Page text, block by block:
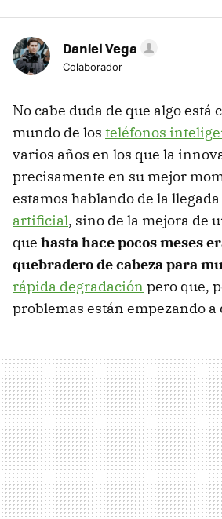
Daniel Vega
Colaborador
No cabe duda de que algo está
mundo de los teléfonos
varios años en los que la
precisamente en su mejor
estamos hablando de la llegada
artificial, sino de la mejora de
que hasta hace pocos meses
quebradero de cabeza para
rápida degradación pero que,
problemas están empezando a